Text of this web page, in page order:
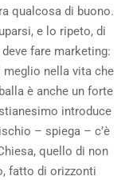
qualcosa di buono.
e lo ripeto, di
fare marketing:
meglio nella vita che
è anche un forte
introduce
– spiega – c’è
quello di non
fatto di orizzonti